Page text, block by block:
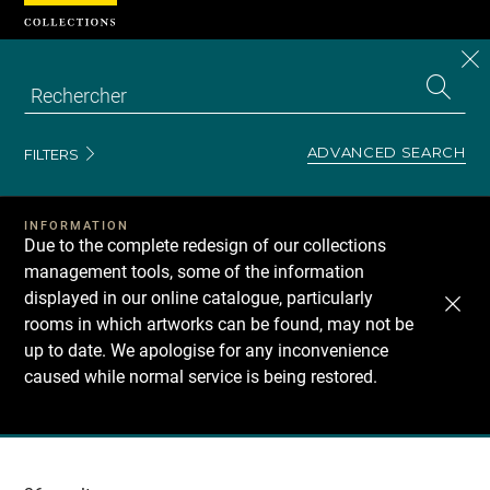
FILTERS ADVANCED SEARCH
INFORMATION
Due to the complete redesign of our collections
management tools, some of the information
displayed in our online catalogue, particularly
rooms in which artworks can be found, may not be
up to date. We apologise for any inconvenience
caused while normal service is being restored.
Recherche
Cookies management panel